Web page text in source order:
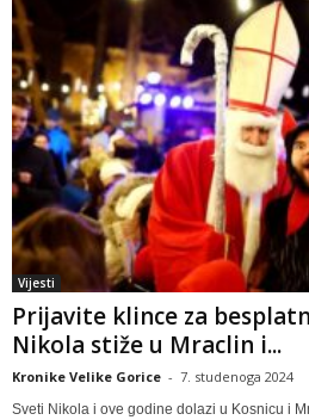
Vijesti
Prijavite klince za
Nikola stiže u Mraclin i...
Kronike Velike Gorice - 7. studenoga 2024
Sveti Nikola i ove godine dolazi u Kosnicu i